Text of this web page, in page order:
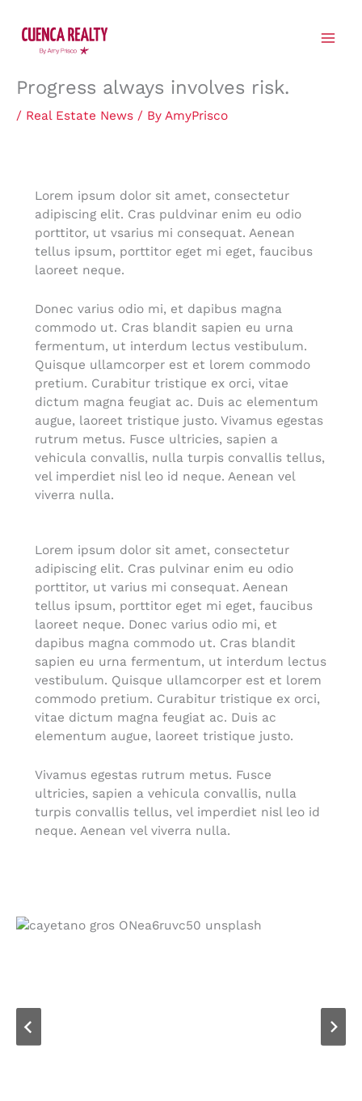
content
Progress always involves risk.
/ Real Estate News / By AmyPrisco
Lorem ipsum dolor sit amet, consectetur
adipiscing elit. Cras puldvinar enim eu odio
porttitor, ut vsarius mi consequat. Aenean
tellus ipsum, porttitor eget mi eget, faucibus
laoreet neque.
Donec varius odio mi, et dapibus magna
commodo ut. Cras blandit sapien eu urna
fermentum, ut interdum lectus vestibulum.
Quisque ullamcorper est et lorem commodo
pretium. Curabitur tristique ex orci, vitae
dictum magna feugiat ac. Duis ac elementum
augue, laoreet tristique justo. Vivamus egestas
rutrum metus. Fusce ultricies, sapien a
vehicula convallis, nulla turpis convallis tellus,
vel imperdiet nisl leo id neque. Aenean vel
viverra nulla.
Lorem ipsum dolor sit amet, consectetur
adipiscing elit. Cras pulvinar enim eu odio
porttitor, ut varius mi consequat. Aenean
tellus ipsum, porttitor eget mi eget, faucibus
laoreet neque. Donec varius odio mi, et
dapibus magna commodo ut. Cras blandit
sapien eu urna fermentum, ut interdum lectus
vestibulum. Quisque ullamcorper est et lorem
commodo pretium. Curabitur tristique ex orci,
vitae dictum magna feugiat ac. Duis ac
elementum augue, laoreet tristique justo.
Vivamus egestas rutrum metus. Fusce
ultricies, sapien a vehicula convallis, nulla
turpis convallis tellus, vel imperdiet nisl leo id
neque. Aenean vel viverra nulla.